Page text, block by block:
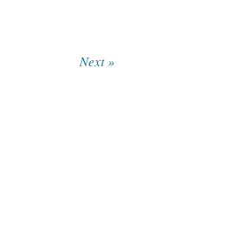
Next »